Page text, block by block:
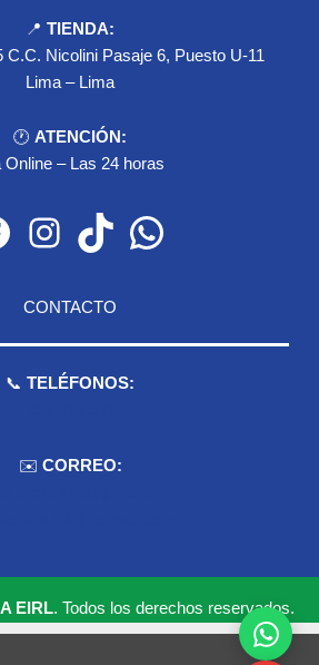
📍 TIENDA:
C.C. Nicolini Pasaje 6, Puesto U-11
Lima – Lima
🕐 ATENCIÓN:
Online – Las 24 horas
Instagram TikTok WhatsApp
CONTACTO
📞 TELÉFONOS:
✉️ CORREO:
EIRL. Todos los derechos reservados.